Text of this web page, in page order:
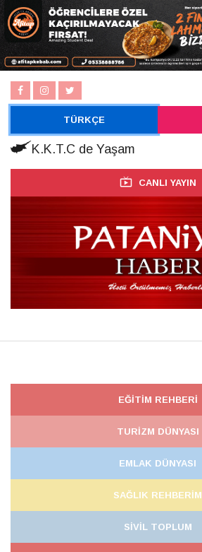
TÜRKÇE
K.K.T.C de Yaşam
CANLI YAYIN
EĞİTİM REHBERİ
TURİZM DÜNYASI
EMLAK DÜNYASI
SAĞLIK REHBERİM
SİVİL TOPLUM